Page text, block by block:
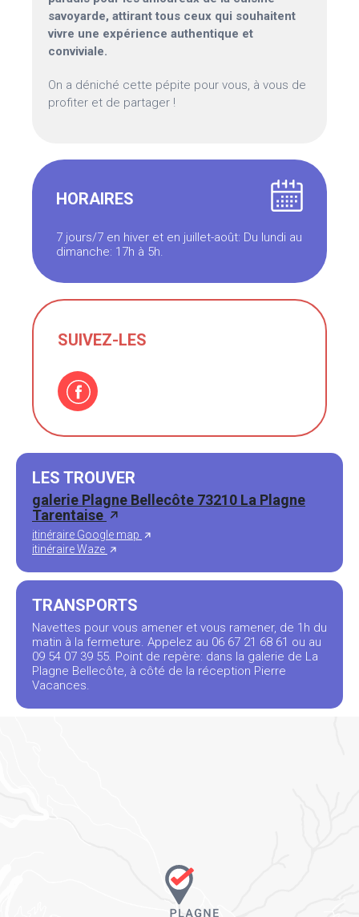
savoyarde, attirant tous ceux qui souhaitent
vivre une expérience authentique et
conviviale.
On a déniché cette pépite pour vous, à vous de
profiter et de partager !
HORAIRES
7 jours/7 en hiver et en juillet-août: Du lundi au
dimanche: 17h à 5h.
SUIVEZ-LES
LES TROUVER
galerie Plagne Bellecôte 73210 La Plagne
Tarentaise
itinéraire Google map
itinéraire Waze
TRANSPORTS
Navettes pour vous amener et vous ramener, de 1h du
matin à la fermeture. Appelez au 06 67 21 68 61 ou au
09 54 07 39 55. Point de repère: dans la galerie de La
Plagne Bellecôte, à côté de la réception Pierre
Vacances.